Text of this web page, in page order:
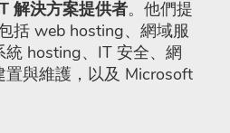
解決方案提供者。他們提
括 web hosting、網域服
hosting、IT 安全、網
置與維護，以及 Microsoft